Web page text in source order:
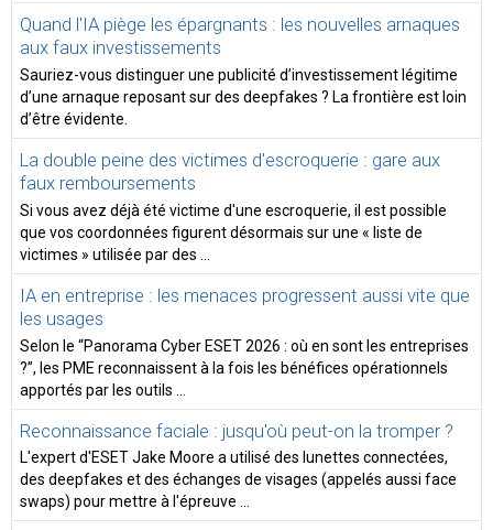
Quand l'IA piège les épargnants : les nouvelles arnaques
aux faux investissements
Sauriez-vous distinguer une publicité d’investissement légitime
d’une arnaque reposant sur des deepfakes ? La frontière est loin
d’être évidente.
La double peine des victimes d'escroquerie : gare aux
faux remboursements
Si vous avez déjà été victime d'une escroquerie, il est possible
que vos coordonnées figurent désormais sur une « liste de
victimes » utilisée par des ...
IA en entreprise : les menaces progressent aussi vite que
les usages
Selon le “Panorama Cyber ESET 2026 : où en sont les entreprises
?”, les PME reconnaissent à la fois les bénéfices opérationnels
apportés par les outils ...
Reconnaissance faciale : jusqu'où peut-on la tromper ?
L'expert d'ESET Jake Moore a utilisé des lunettes connectées,
des deepfakes et des échanges de visages (appelés aussi face
swaps) pour mettre à l'épreuve ...